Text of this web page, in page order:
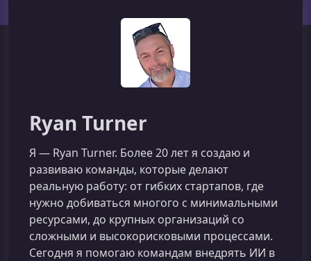
Ryan Turner
Я — Ryan Turner. Более 20 лет я создаю и
развиваю команды, которые делают
реальную работу: от гибких стартапов, где
нужно добиваться многого с минимальными
ресурсами, до крупных организаций со
сложными и высокорисковыми процессами.
Сегодня я помогаю командам внедрять ИИ в